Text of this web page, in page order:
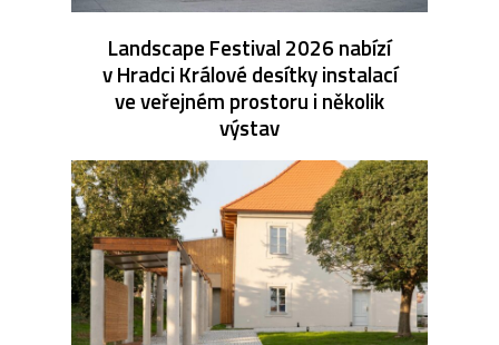
Landscape Festival 2026 nabízí
v Hradci Králové desítky instalací
ve veřejném prostoru i několik
výstav